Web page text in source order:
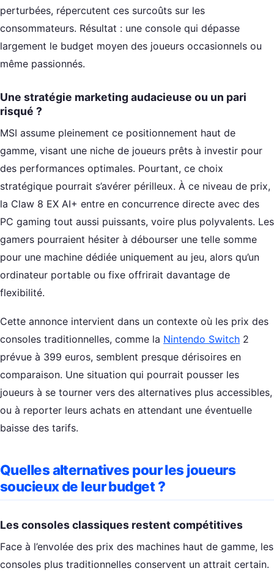
perturbées, répercutent ces surcoûts sur les
consommateurs. Résultat : une console qui dépasse
largement le budget moyen des joueurs occasionnels ou
même passionnés.
Une stratégie marketing audacieuse ou un pari
risqué ?
MSI assume pleinement ce positionnement haut de
gamme, visant une niche de joueurs prêts à investir pour
des performances optimales. Pourtant, ce choix
stratégique pourrait s’avérer périlleux. À ce niveau de prix,
la Claw 8 EX AI+ entre en concurrence directe avec des
PC gaming tout aussi puissants, voire plus polyvalents. Les
gamers pourraient hésiter à débourser une telle somme
pour une machine dédiée uniquement au jeu, alors qu’un
ordinateur portable ou fixe offrirait davantage de
flexibilité.
Cette annonce intervient dans un contexte où les prix des
consoles traditionnelles, comme la Nintendo Switch 2
prévue à 399 euros, semblent presque dérisoires en
comparaison. Une situation qui pourrait pousser les
joueurs à se tourner vers des alternatives plus accessibles,
ou à reporter leurs achats en attendant une éventuelle
baisse des tarifs.
Quelles alternatives pour les joueurs
soucieux de leur budget ?
Les consoles classiques restent compétitives
Face à l’envolée des prix des machines haut de gamme, les
consoles plus traditionnelles conservent un attrait certain.